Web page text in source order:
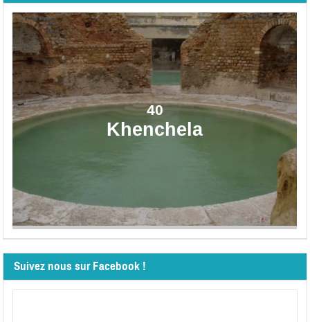
40
Khenchela
Suivez nous sur Facebook !